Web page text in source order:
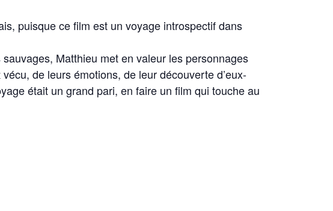
puisque ce film est un voyage introspectif dans
Matthieu met en valeur les personnages
de leurs émotions, de leur découverte d’eux-
était un grand pari, en faire un film qui touche au